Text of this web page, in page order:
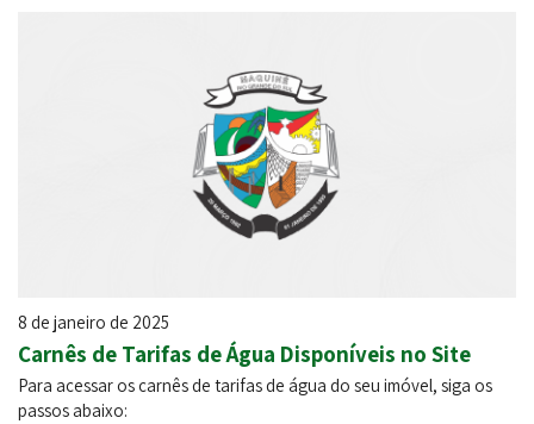
8 de janeiro de 2025
Carnês de Tarifas de Água Disponíveis no Site
Para acessar os carnês de tarifas de água do seu imóvel, siga os
passos abaixo: